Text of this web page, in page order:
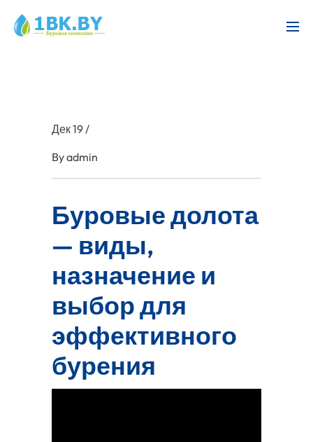
Дек 19/
Byadmin
Буровые долота
— виды,
назначение и
выбор для
эффективного
бурения